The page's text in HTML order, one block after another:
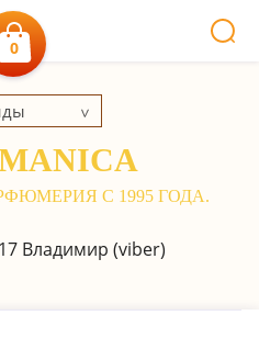
0
Владимир (viber)
С 1995 ГОДА.